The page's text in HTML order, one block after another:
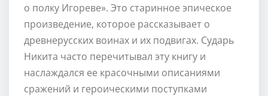
о полку Игореве». Это старинное эпическое
произведение, которое рассказывает о
древнерусских воинах и их подвигах. Сударь
Никита часто перечитывал эту книгу и
наслаждался ее красочными описаниями
сражений и героическими поступками